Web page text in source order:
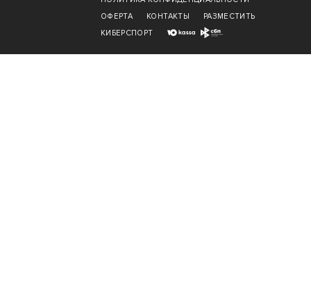
ОФЕРТА
КОНТАКТЫ
РАЗМЕСТИТЬ
КИБЕРСПОРТ